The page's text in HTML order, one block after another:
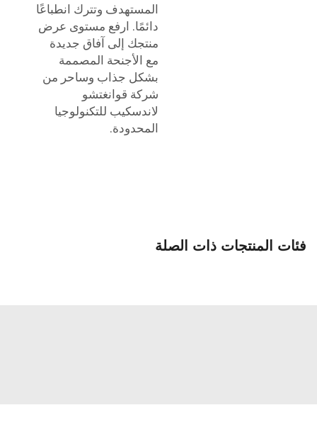
المستهدف وتترك انطباعًا
دائمًا. ارفع مستوى عرض
منتجك إلى آفاق جديدة
مع الأجنحة المصممة
بشكل جذاب وساحر من
شركة قوانغتشو
لاندسكيب للتكنولوجيا
المحدودة.
فئات المنتجات ذات الصلة